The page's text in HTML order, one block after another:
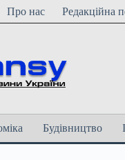
Про нас Редакційна
Будівництво